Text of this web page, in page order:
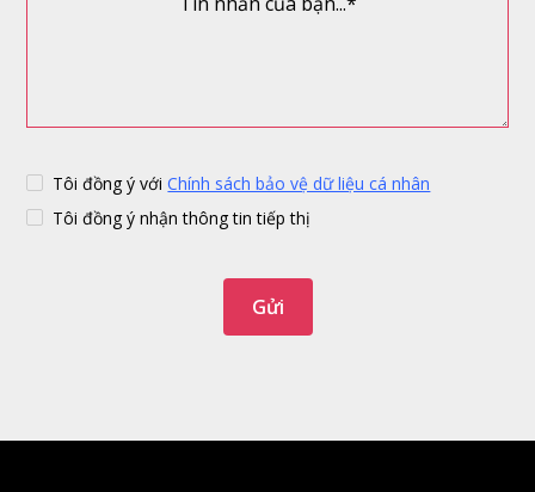
Tôi đồng ý vớiChính sách bảo vệ dữ liệu cá nhân
Tôi đồng ý nhận thông tin tiếp thị